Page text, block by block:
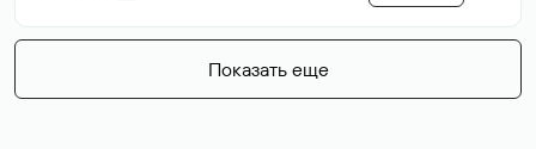
Показать еще